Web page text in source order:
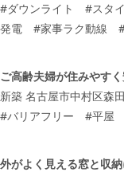
#ダウンライト #スタ
発電 #家事ラク動線
ご高齢夫婦が住みやす
新築 名古屋市中村区森田
#バリアフリー #平屋
外がよく見える窓と収